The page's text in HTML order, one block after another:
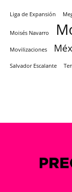
Liga de Expansión
Moisés Navarro
Movilizaciones
Salvador Escalante